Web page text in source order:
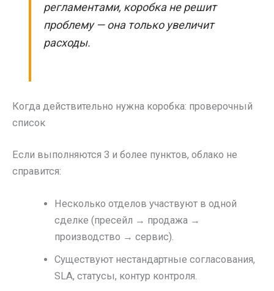
регламентами, коробка не решит
проблему — она только увеличит
расходы.
Когда действительно нужна коробка: проверочный
список
Если выполняются 3 и более пунктов, облако не
справится:
Несколько отделов участвуют в одной
сделке (пресейл → продажа →
производство → сервис).
Существуют нестандартные согласования,
SLA, статусы, контур контроля.